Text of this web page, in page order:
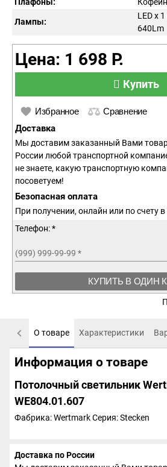
Лампы:
LED x
640Lm
Цена: 1 698 Р.
Купить
Избранное Сравнение
Доставка
Мы доставим заказанный Вами
России любой транспортной
не знаете, какую транспортную
посоветуем!
Безопасная оплата
При получении, онлайн или по счету в
Телефон: *
(999) 999-99-99 *
КУПИТЬ В ОДИН
О товаре Характеристики
Информация о товаре
Потолочный светильник
WE804.01.607
Фабрика: WertmarkСерия: Stecken
Доставка по России